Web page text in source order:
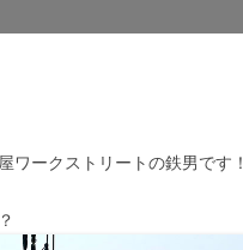
ワークストリートの鉄男です！